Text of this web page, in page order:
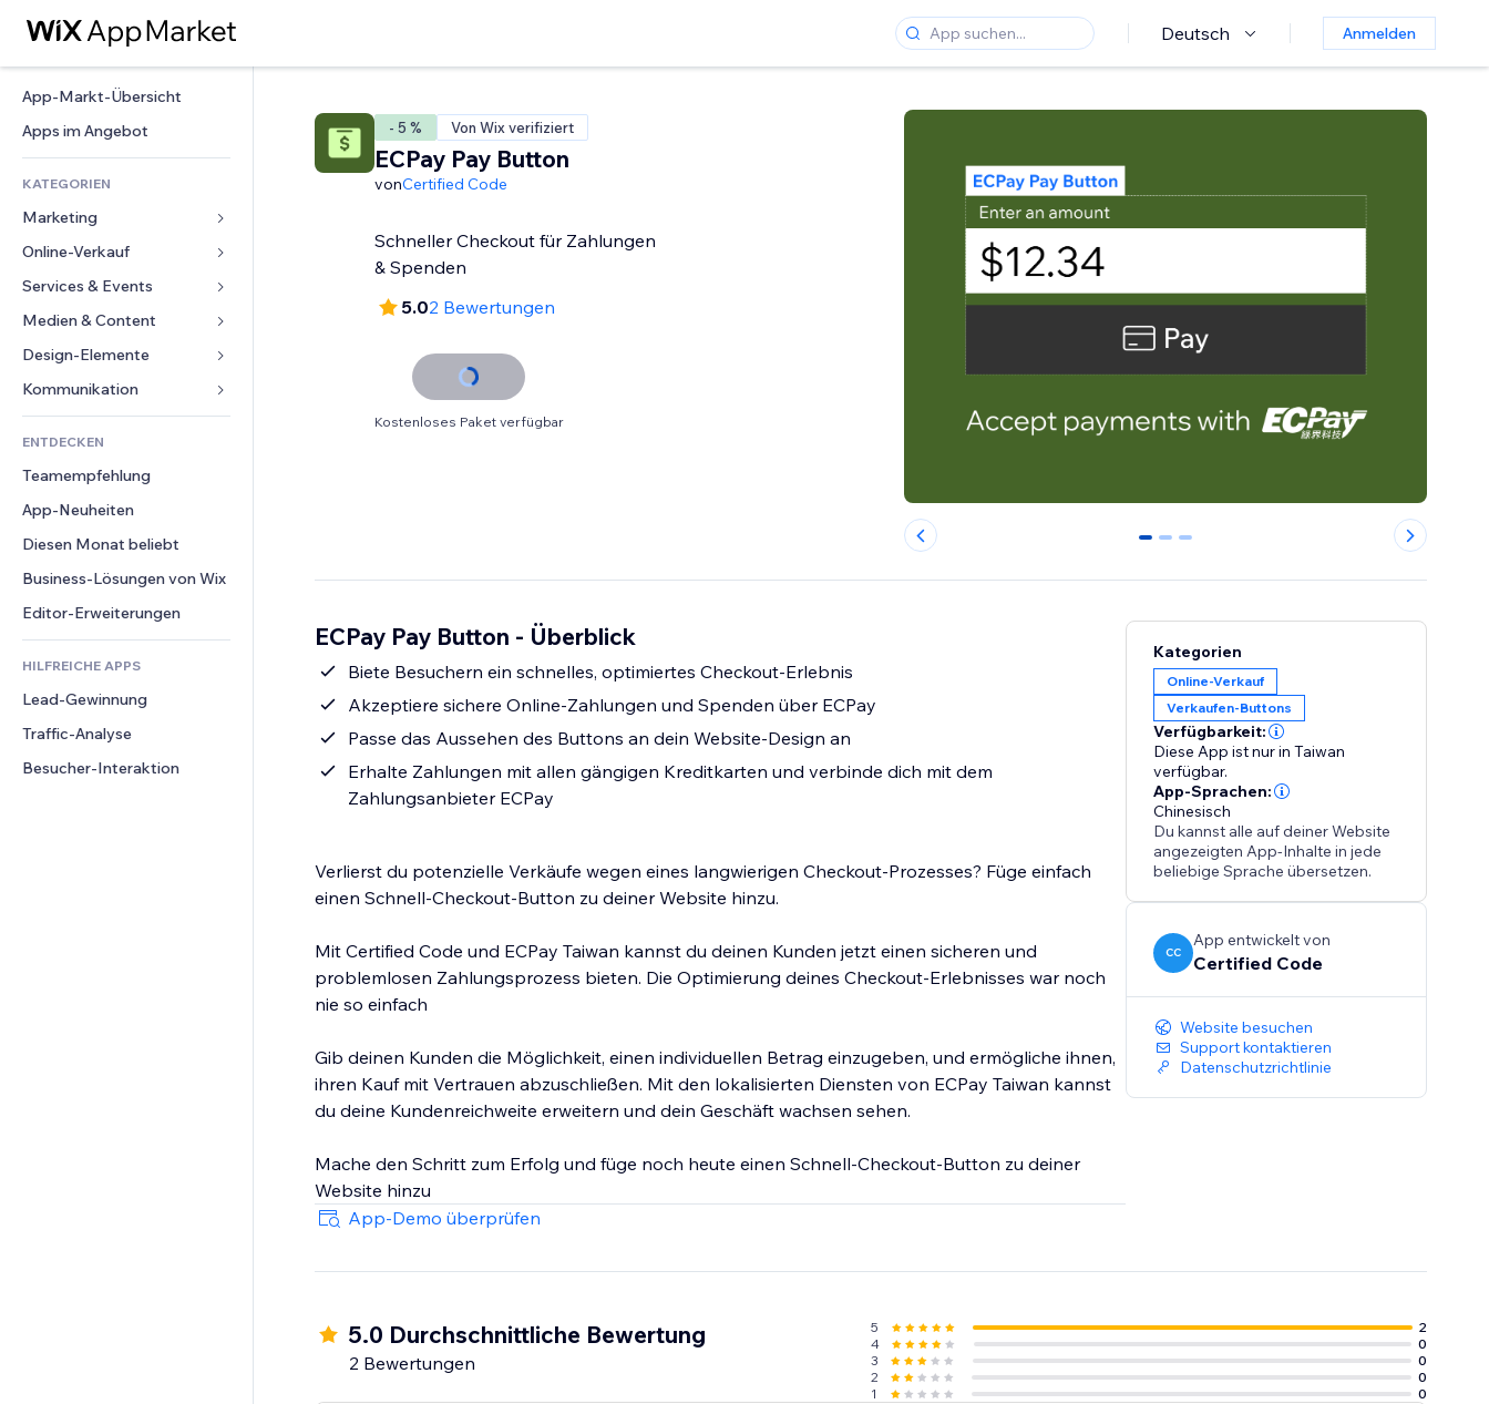
Deutsch Anmelden
App-Markt-Übersicht
Apps im Angebot
KATEGORIEN
Marketing
Anzeigen
Mobil
Statistiken
Website-Einträge
E-Mail
Online-Verkauf
Apps für Shops
Versand & Lieferung
Verkaufen-Buttons
Buchhaltung
Gutscheine & Treuebonus
Lagerlösungen
Speisen & Getränke
Services & Events
Hotels
Events
Restaurants
Immobilien
Buchungen
Medien & Content
Galerie
Musik
Podcasts
Fotografie
Video
PDF
Dateifreigabe
News
Design-Elemente
Karten & Navigation
Datenschutz & Sicherheit
Uhr
Seiten-Vorlagen
Bildeffekte
Buttons & Menüs
Banner & Abzeichen
Taschenrechner
Suche
Wetter
Diagramme & Tabellen
Formulare
Umfragen
Chat
Kommentare
Telefon
Community
Bewertungen und Feedback
CRM
ENTDECKEN
Teamempfehlung
App-Neuheiten
Diesen Monat beliebt
Business-Lösungen von Wix
Editor-Erweiterungen
HILFREICHE APPS
Lead-Gewinnung
Traffic-Analyse
Besucher-Interaktion
- 5 % Von Wix verifiziert
ECPay Pay Button
vonCertified Code
Schneller Checkout für Zahlungen
& Spenden
5.02 Bewertungen
Kostenloses Paket verfügbar
0 1 2
ECPay Pay Button - Überblick
Biete Besuchern ein schnelles, optimiertes Checkout-Erlebnis
Akzeptiere sichere Online-Zahlungen und Spenden über ECPay
Passe das Aussehen des Buttons an dein Website-Design an
Erhalte Zahlungen mit allen gängigen Kreditkarten und verbinde dich mit dem
Zahlungsanbieter ECPay
Verlierst du potenzielle Verkäufe wegen eines langwierigen Checkout-Prozesses? Füge einfach
einen Schnell-Checkout-Button zu deiner Website hinzu.
Mit Certified Code und ECPay Taiwan kannst du deinen Kunden jetzt einen sicheren und
problemlosen Zahlungsprozess bieten. Die Optimierung deines Checkout-Erlebnisses war noch
nie so einfach
Gib deinen Kunden die Möglichkeit, einen individuellen Betrag einzugeben, und ermögliche ihnen,
ihren Kauf mit Vertrauen abzuschließen. Mit den lokalisierten Diensten von ECPay Taiwan kannst
du deine Kundenreichweite erweitern und dein Geschäft wachsen sehen.
Mache den Schritt zum Erfolg und füge noch heute einen Schnell-Checkout-Button zu deiner
Website hinzu
App-Demo überprüfen
Kategorien
Online-Verkauf
Verkaufen-Buttons
Verfügbarkeit:
Diese App ist nur in Taiwan
verfügbar.
App-Sprachen:
Chinesisch
Du kannst alle auf deiner Website
angezeigten App-Inhalte in jede
beliebige Sprache übersetzen.
CC
App entwickelt von
Certified Code
Website besuchen
Support kontaktieren
Datenschutzrichtlinie
5.0 Durchschnittliche Bewertung
2 Bewertungen
5
2
4
0
3
0
2
0
1
0